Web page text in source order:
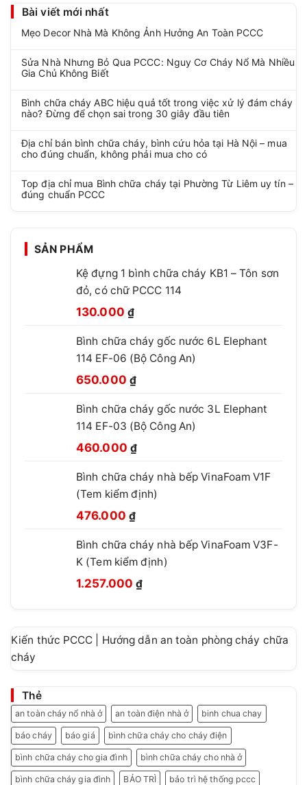
Bài viết mới nhất
Mẹo Decor Nhà Mà Không Ảnh Hưởng An Toàn PCCC
Sửa Nhà Nhưng Bỏ Qua PCCC: Nguy Cơ Cháy Nổ Mà Nhiều
Gia Chủ Không Biết
Bình chữa cháy ABC hiệu quả tốt trong việc xử lý đám cháy
nào? Đừng để chọn sai trong 30 giây đầu tiên
Địa chỉ bán bình chữa cháy, bình cứu hỏa tại Hà Nội – mua
cho đúng chuẩn, không phải mua cho có
Top địa chỉ mua Bình chữa cháy tại Phường Từ Liêm uy tín –
đúng chuẩn PCCC
SẢN PHẨM
Kệ đựng 1 bình chữa cháy KB1 – Tôn sơn
đỏ, có chữ PCCC 114
Giá
là:
210.000 ₫.
130.000 ₫Giá
tại
là:
130.000 ₫.
Bình chữa cháy gốc nước 6L Elephant
114 EF-06 (Bộ Công An)
Giá
là:
850.000 ₫.
650.000 ₫Giá
tại
là:
650.000 ₫.
Bình chữa cháy gốc nước 3L Elephant
114 EF-03 (Bộ Công An)
Giá
là:
660.000 ₫.
460.000 ₫Giá
tại
là:
Bình chữa cháy nhà bếp VinaFoam V1F
(Tem kiểm định)
Giá
là:
780.000 ₫.
476.000 ₫Giá
tại
là:
476.000 ₫.
Bình chữa cháy nhà bếp VinaFoam V3F-
K (Tem kiểm định)
Giá
1.499.999 ₫.
1.257.000 ₫Giá
là:
1.257.000 ₫.
Kiến thức PCCC | Hướng dẫn an toàn phòng cháy chữa
cháy
Thẻ
an toàn cháy nổ nhà ở an toàn điện nhà ở binh chua chay
báo cháy báo giá bình chữa cháy cho cháy điện
bình chữa cháy cho gia đình bình chữa cháy cho nhà ở
bình chữa cháy gia đình BẢO TRÌ bảo trì hệ thống pccc